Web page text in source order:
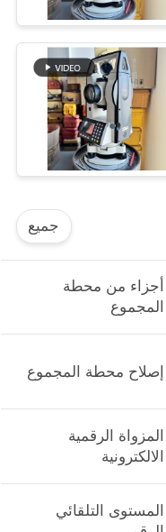
جميع
أجزاء من محطة
المجموع
إصلاح محطة المجموع
المزواة الرقمية
الالكترونية
المستوى التلقائي